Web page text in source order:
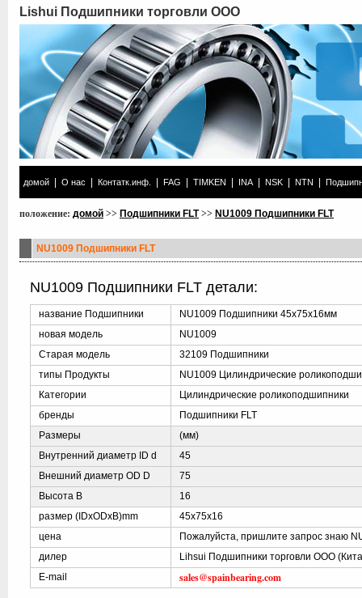
Lishui Подшипники торговли ООО
домой О нас Контатк.инф. FAG TIMKEN INA NSK NTN
положение: домой >> Подшипники FLT>> NU1009 Подшипники FLT
NU1009 Подшипники FLT
NU1009 Подшипники FLT детали:
название Подшипники
NU1009 Подшипники 45x75x16мм
новая модель
NU1009
Старая модель
32109 Подшипники
типы Продукты
NU1009 Цилиндрические
Категории
Цилиндрические роликоподшипники
бренды
Подшипники FLT
Размеры
(мм)
Внутренний диаметр ID d
45
Внешний диаметр OD D
75
Высота B
16
размер (IDxODxB)mm
45x75x16
цена
Пожалуйста, пришлите запрос знаю
дилер
Lihsui Подшипники торговли ООО
E-mail
sales@spainbearing.com